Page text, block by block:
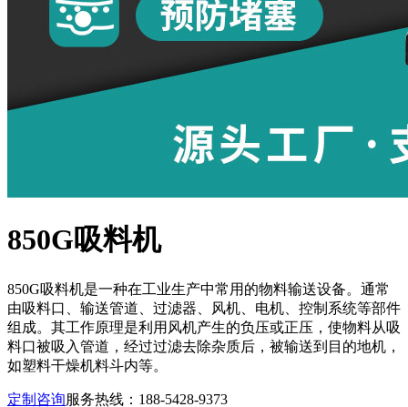
850G吸料机
850G吸料机是一种在工业生产中常用的物料输送设备。通常
由吸料口、输送管道、过滤器、风机、电机、控制系统等部件
组成。其工作原理是利用风机产生的负压或正压，使物料从吸
料口被吸入管道，经过过滤去除杂质后，被输送到目的地机，
如塑料干燥机料斗内等。
定制咨询服务热线： 188-5428-9373